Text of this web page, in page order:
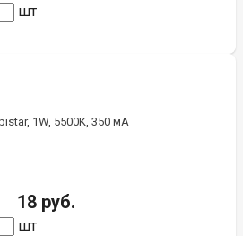
шт
1W, 5500K, 350 мА
18 руб.
шт